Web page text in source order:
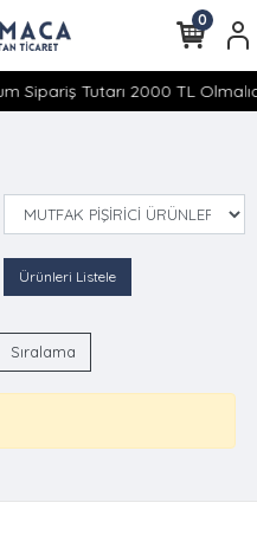
Tutarı 2000 TL
0
Ürünleri Listele
Sıralama